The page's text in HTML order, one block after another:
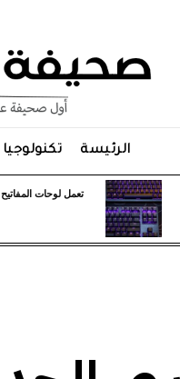
الرئيسة تكنولوجيا